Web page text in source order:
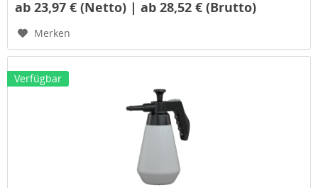
ab 23,97 € (Netto) | ab 28,52 € (Brutto)
Merken
Verfügbar